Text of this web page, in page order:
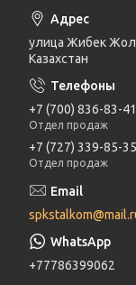
улица Жибек
Казахстан
+7 (700) 836-83-41
Отдел продаж
+7 (727) 339-85-35
Отдел продаж
+77786399062